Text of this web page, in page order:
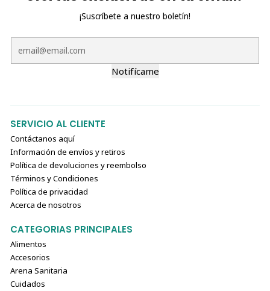
Con elRascador de Cartón Ondulado con Flores Verdes
y Catnip, tu gato disfrutará de un espacio personal para
jugar, rascar y relajarse, mientras tú proteges tus
accesorio práctico, divertido y decorativo para consentir a
tu felino favorito! 🐱✨
¡Suscríbete a nuestro boletín!
Notifícame
SERVICIO AL CLIENTE
Contáctanos aquí
Información de envíos y retiros
Política de devoluciones y reembolso
Términos y Condiciones
Política de privacidad
Acerca de nosotros
CATEGORIAS PRINCIPALES
Alimentos
Accesorios
Arena Sanitaria
Cuidados